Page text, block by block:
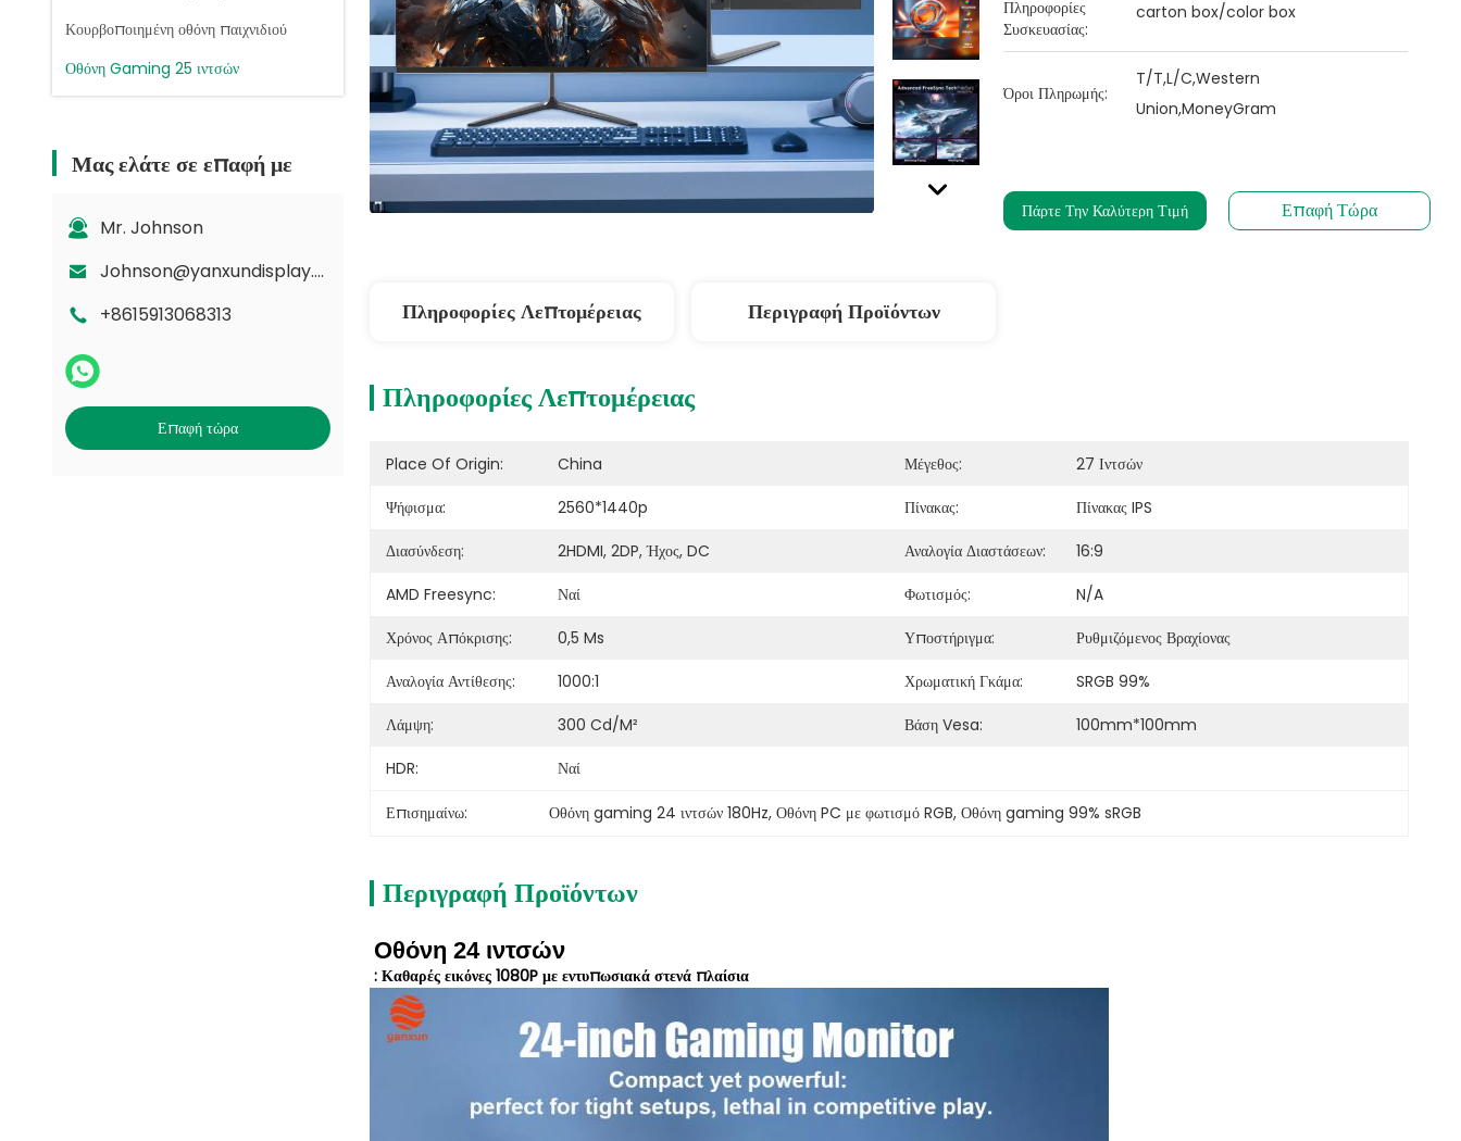
Κουρβοποιημένη οθόνη παιχνιδιού
Οθόνη Gaming 25 ιντσών
Μας ελάτε σε επαφή με
Mr. Johnson
Johnson@yanxundisplay.com
+8615913068313
Επαφή τώρα
Πληροφορίες
Συσκευασίας:
carton box/color box
Όροι Πληρωμής:
T/T,L/C,Western
Union,MoneyGram
Πάρτε Την Καλύτερη Τιμή Επαφή Τώρα
Πληροφορίες Λεπτομέρειας Περιγραφή Προϊόντων
Πληροφορίες Λεπτομέρειας
Place Of Origin: China Μέγεθος:
27 Ιντσών
Ψήφισμα:
2560*1440p Πίνακας:
Πίνακας IPS
Διασύνδεση:
2HDMI, 2DP, Ήχος, DC Αναλογία Διαστάσεων:
16:9
AMD Freesync:
Ναί Φωτισμός:
N/A
Χρόνος Απόκρισης:
0,5 Ms Υποστήριγμα:
Ρυθμιζόμενος Βραχίονας
Αναλογία Αντίθεσης:
1000:1 Χρωματική Γκάμα:
SRGB 99%
Λάμψη:
300 Cd/m² Βάση Vesa:
100mm*100mm
HDR:
Ναί
Επισημαίνω: Οθόνη gaming 24 ιντσών 180Hz, Οθόνη PC με φωτισμό RGB, Οθόνη gaming 99% sRGB
Περιγραφή Προϊόντων
Οθόνη 24 ιντσών
: Καθαρές εικόνες 1080P με εντυπωσιακά στενά πλαίσια